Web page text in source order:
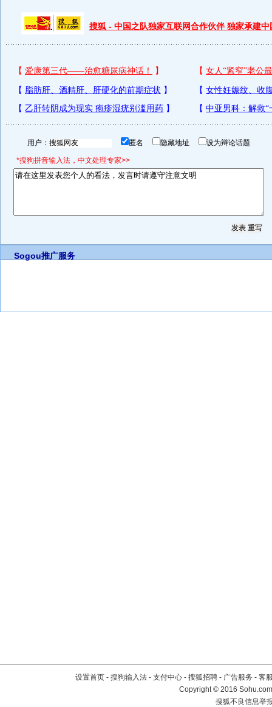
搜狐 - 中国之队独家互联网合作伙伴 独家承建中
用户： 匿名 隐藏地址 设为辩论话题
*搜狗拼音输入法，中文处理专家>>
Sogou推广服务
设置首页 - 搜狗输入法 - 支付中心 - 搜狐招聘 - 广告服务 - 客
Copyright©2016
搜狐不良信息举